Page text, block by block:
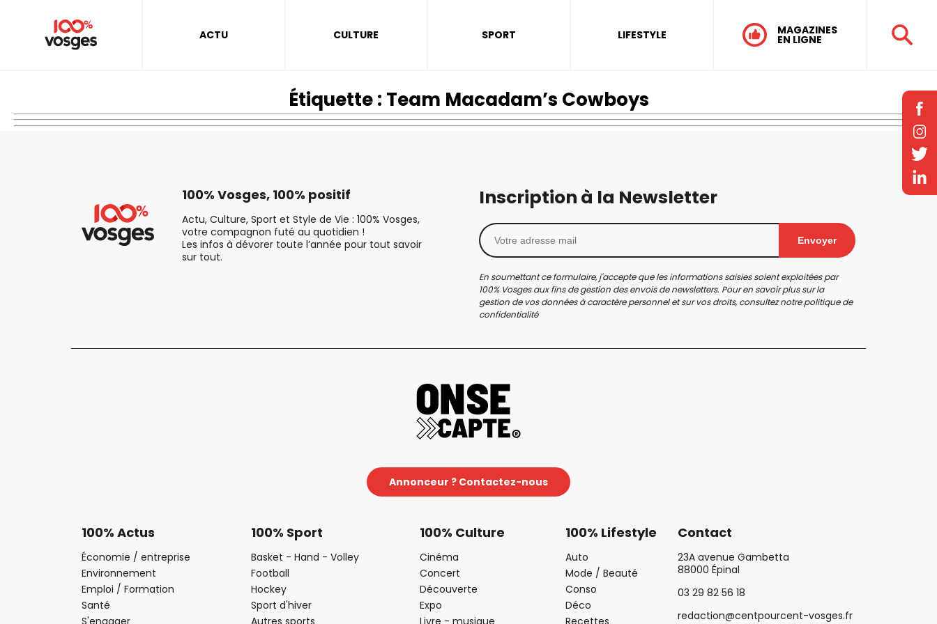
ACTU CULTURE SPORT LIFESTYLE MAGAZINES
EN LIGNE
Étiquette : Team Macadam’s Cowboys
100% Vosges, 100% positif
Actu, Culture, Sport et Style de Vie : 100% Vosges,
votre compagnon futé au quotidien !
Les infos à dévorer toute l’année pour tout savoir
sur tout.
Inscription à la Newsletter
Envoyer
En soumettant ce formulaire, j'accepte que les informations saisies soient exploitées par
100% Vosges aux fins de gestion des envois de newsletters. Pour en savoir plus sur la
gestion de vos données à caractère personnel et sur vos droits, consultez notrepolitique de
confidentialité
Annonceur ? Contactez-nous
100% Actus
Économie / entreprise
Environnement
Emploi / Formation
Santé
S'engager
100% Sport
Basket - Hand - Volley
Football
Hockey
Sport d'hiver
Autres sports
100% Culture
Cinéma
Concert
Découverte
Expo
Livre - musique
100% Lifestyle
Auto
Mode / Beauté
Conso
Déco
Recettes
Contact
23A avenue Gambetta
88000 Épinal
03 29 82 56 18
redaction@centpourcent-vosges.fr